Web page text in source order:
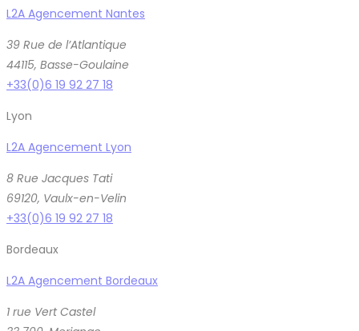
L2A Agencement Nantes
39 Rue de l’Atlantique
44115, Basse-Goulaine
+33(0)6 19 92 27 18
Lyon
L2A Agencement Lyon
8 Rue Jacques Tati
69120, Vaulx-en-Velin
+33(0)6 19 92 27 18
Bordeaux
L2A Agencement Bordeaux
1 rue Vert Castel